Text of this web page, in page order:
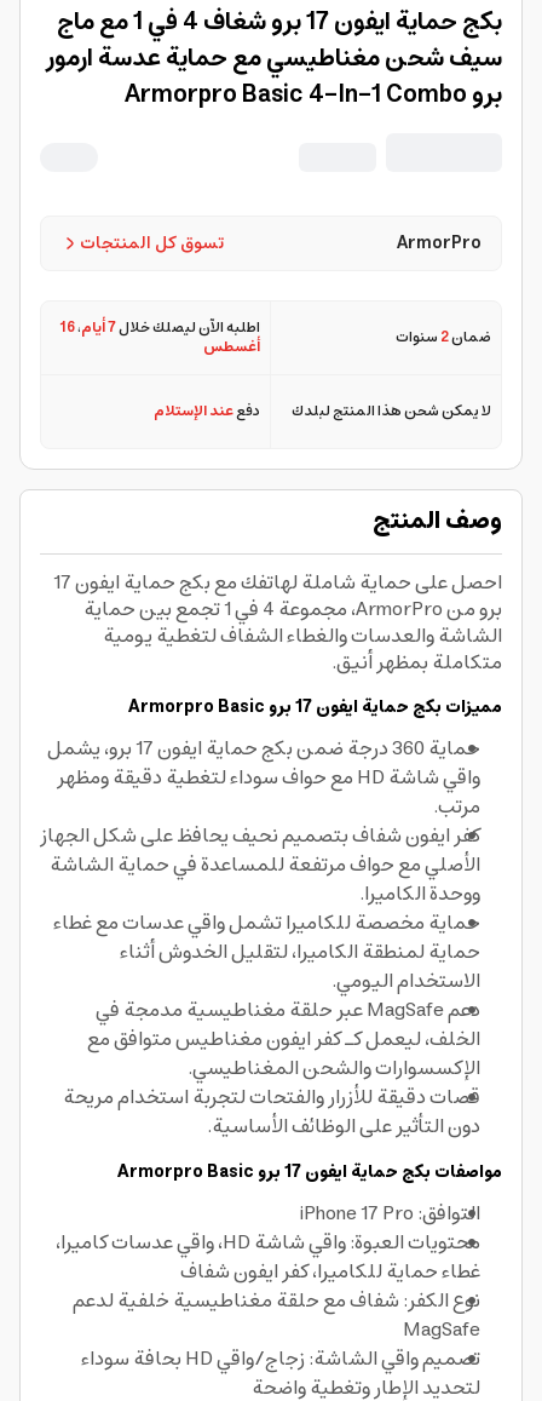
بكج حماية ايفون 17 برو شغاف 4 في 1 مع ماج
سيف شحن مغناطيسي مع حماية عدسة ارمور
برو Armorpro Basic 4-In-1 Combo
تسوق كل المنتجات ArmorPro
ضمان2سنوات اطلبه الآن ليصلك خلال7 أيام ،16
أغسطس
لا يمكن شحن هذا المنتج لبلدك دفععند الإستلام
وصف المنتج
احصل على حماية شاملة لهاتفك مع بكج حماية ايفون 17
برو من ArmorPro، مجموعة 4 في 1 تجمع بين حماية
الشاشة والعدسات والغطاء الشفاف لتغطية يومية
متكاملة بمظهر أنيق.
مميزات بكج حماية ايفون 17 برو Armorpro Basic
حماية 360 درجة ضمن بكج حماية ايفون 17 برو، يشمل
واقي شاشة HD مع حواف سوداء لتغطية دقيقة ومظهر
مرتب.
كفر ايفون شفاف بتصميم نحيف يحافظ على شكل الجهاز
الأصلي مع حواف مرتفعة للمساعدة في حماية الشاشة
ووحدة الكاميرا.
حماية مخصصة للكاميرا تشمل واقي عدسات مع غطاء
حماية لمنطقة الكاميرا، لتقليل الخدوش أثناء
الاستخدام اليومي.
دعم MagSafe عبر حلقة مغناطيسية مدمجة في
الخلف، ليعمل كـ كفر ايفون مغناطيس متوافق مع
الإكسسوارات والشحن المغناطيسي.
قصات دقيقة للأزرار والفتحات لتجربة استخدام مريحة
دون التأثير على الوظائف الأساسية.
مواصفات بكج حماية ايفون 17 برو Armorpro Basic
التوافق: iPhone 17 Pro
محتويات العبوة: واقي شاشة HD، واقي عدسات كاميرا،
غطاء حماية للكاميرا، كفر ايفون شفاف
نوع الكفر: شفاف مع حلقة مغناطيسية خلفية لدعم
MagSafe
تصميم واقي الشاشة: زجاج/واقي HD بحافة سوداء
لتحديد الإطار وتغطية واضحة